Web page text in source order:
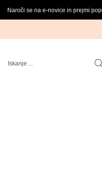
Naroči se na e-novice in prejmi